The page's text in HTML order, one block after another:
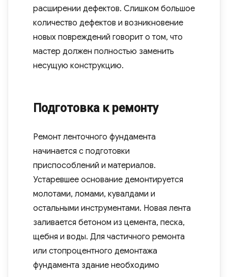
расширении дефектов. Слишком большое
количество дефектов и возникновение
новых повреждений говорит о том, что
мастер должен полностью заменить
несущую конструкцию.
Подготовка к ремонту
Ремонт ленточного фундамента
начинается с подготовки
приспособлений и материалов.
Устаревшее основание демонтируется
молотами, ломами, кувалдами и
остальными инструментами. Новая лента
заливается бетоном из цемента, песка,
щебня и воды. Для частичного ремонта
или стопроцентного демонтажа
фундамента здание необходимо